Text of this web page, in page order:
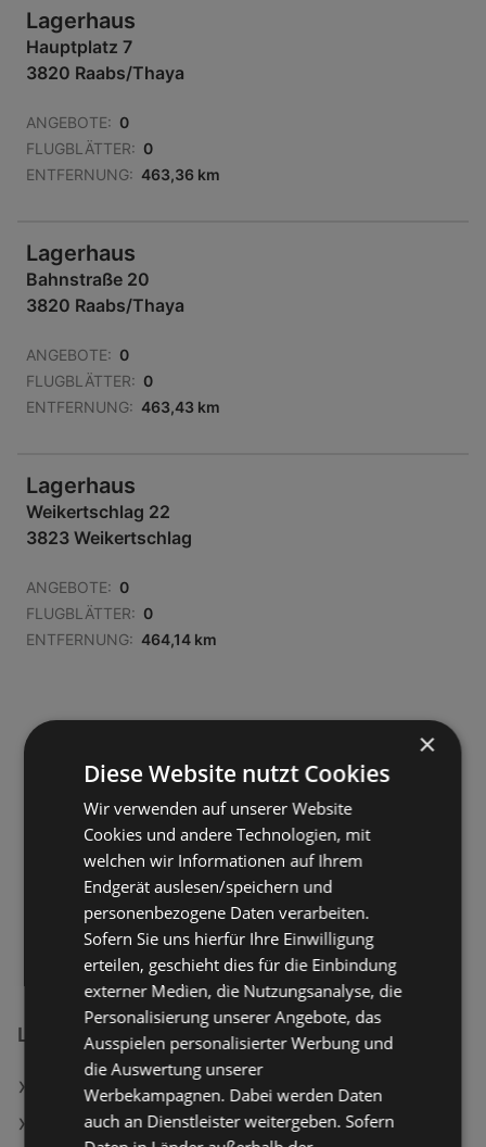
Lagerhaus
Hauptplatz 7
3820 Raabs/Thaya
ANGEBOTE: 0
FLUGBLÄTTER: 0
ENTFERNUNG: 463,36 km
Lagerhaus
Bahnstraße 20
3820 Raabs/Thaya
ANGEBOTE: 0
FLUGBLÄTTER: 0
ENTFERNUNG: 463,43 km
Lagerhaus
Weikertschlag 22
3823 Weikertschlag
ANGEBOTE: 0
FLUGBLÄTTER: 0
ENTFERNUNG: 464,14 km
Lagerhaus Filialen in:
Lagerhaus in Grimmenstein
Lagerhaus in Göllersdorf
×
Diese Website nutzt Cookies
Wir verwenden auf unserer Website
Cookies und andere Technologien, mit
welchen wir Informationen auf Ihrem
Endgerät auslesen/speichern und
personenbezogene Daten verarbeiten.
Sofern Sie uns hierfür Ihre Einwilligung
erteilen, geschieht dies für die Einbindung
externer Medien, die Nutzungsanalyse, die
Personalisierung unserer Angebote, das
Ausspielen personalisierter Werbung und
die Auswertung unserer
Werbekampagnen. Dabei werden Daten
auch an Dienstleister weitergeben. Sofern